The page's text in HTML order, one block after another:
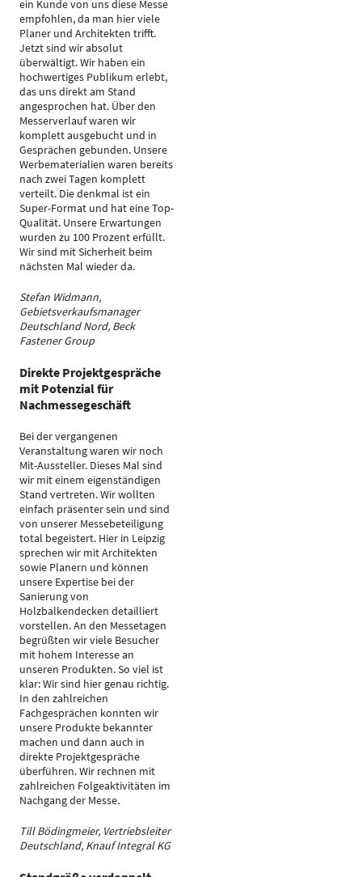
ein Kunde von uns diese Messe
empfohlen, da man hier viele
Planer und Architekten trifft.
Jetzt sind wir absolut
überwältigt. Wir haben ein
hochwertiges Publikum erlebt,
das uns direkt am Stand
angesprochen hat. Über den
Messerverlauf waren wir
komplett ausgebucht und in
Gesprächen gebunden. Unsere
Werbematerialien waren bereits
nach zwei Tagen komplett
verteilt. Die denkmal ist ein
Super-Format und hat eine Top-
Qualität. Unsere Erwartungen
wurden zu 100 Prozent erfüllt.
Wir sind mit Sicherheit beim
nächsten Mal wieder da.
Stefan Widmann,
Gebietsverkaufsmanager
Deutschland Nord, Beck
Fastener Group
Direkte Projektgespräche
mit Potenzial für
Nachmessegeschäft
Bei der vergangenen
Veranstaltung waren wir noch
Mit-Aussteller. Dieses Mal sind
wir mit einem eigenständigen
Stand vertreten. Wir wollten
einfach präsenter sein und sind
von unserer Messebeteiligung
total begeistert. Hier in Leipzig
sprechen wir mit Architekten
sowie Planern und können
unsere Expertise bei der
Sanierung von
Holzbalkendecken detailliert
vorstellen. An den Messetagen
begrüßten wir viele Besucher
mit hohem Interesse an
unseren Produkten. So viel ist
klar: Wir sind hier genau richtig.
In den zahlreichen
Fachgesprächen konnten wir
unsere Produkte bekannter
machen und dann auch in
direkte Projektgespräche
überführen. Wir rechnen mit
zahlreichen Folgeaktivitäten im
Nachgang der Messe.
Till Bödingmeier, Vertriebsleiter
Deutschland, Knauf Integral KG